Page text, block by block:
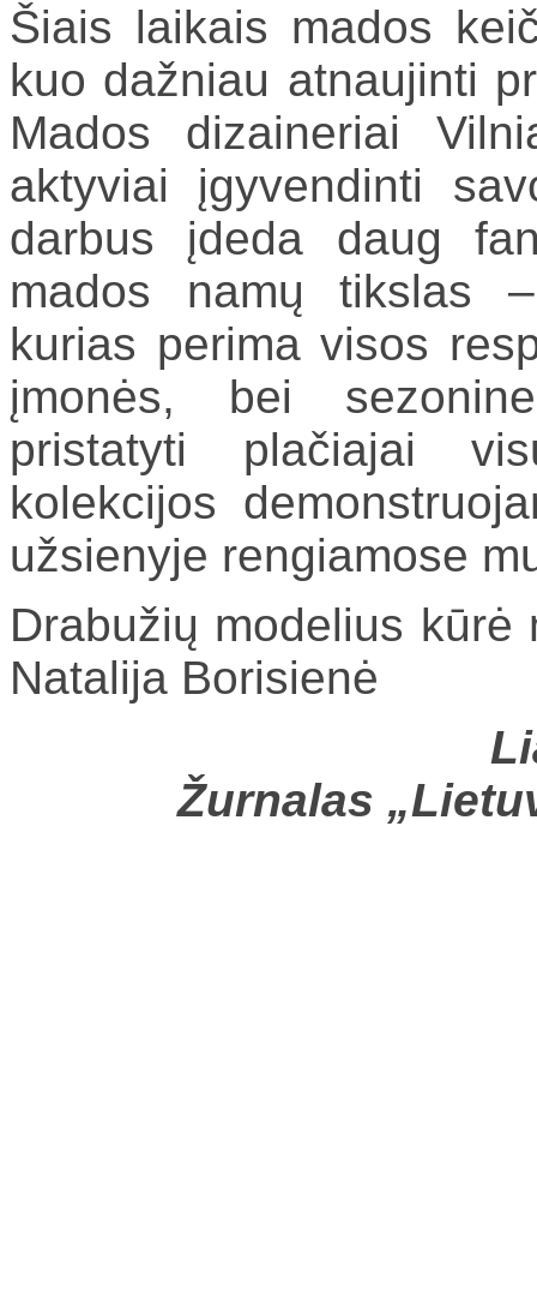
Šiais laikais mados
kuo dažniau atnaujinti
Mados dizaineriai
aktyviai įgyvendinti
darbus įdeda daug
mados namų tikslas
kurias perima visos
įmonės, bei
pristatyti plačiajai
kolekcijos
užsienyje rengiamose
Drabužių modelius
Natalija Borisienė
Žurnalas